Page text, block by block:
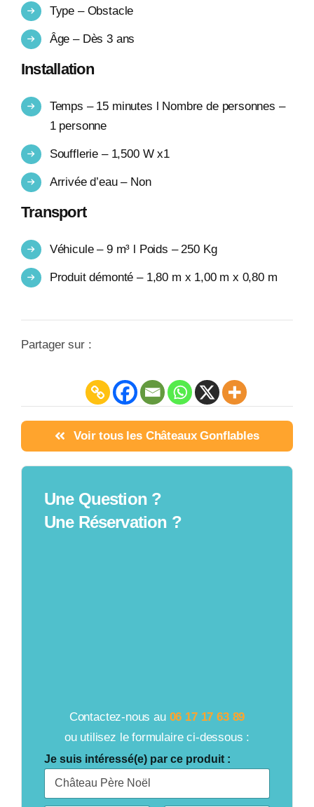
Type – Obstacle
Âge – Dès 3 ans
Installation
Temps – 15 minutes l Nombre de personnes –
1 personne
Soufflerie – 1,500 W x1
Arrivée d’eau – Non
Transport
Véhicule – 9 m³ l Poids – 250 Kg
Produit démonté – 1,80 m x 1,00 m x 0,80 m
Partager sur :
Voir tous les Châteaux Gonflables
Une Question ?
Une Réservation ?
Contactez-nous au 06 17 17 63 89
ou utilisez le formulaire ci-dessous :
Je suis intéressé(e) par ce produit :